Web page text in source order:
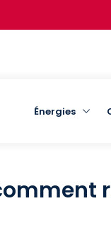
Mazout
Énergies